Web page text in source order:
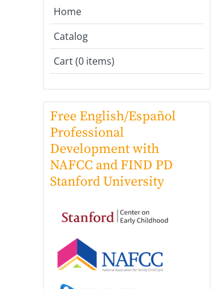
Home
Catalog
Cart (0 items)
Free English/Español
Professional
Development with
NAFCC and FIND PD
Stanford University